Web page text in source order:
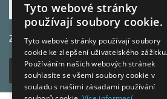
Za účelem odbavení dotazu
Tyto webové stránky
používají soubory cookie.
Tyto webové stránky používají soubory
cookie ke zlepšení uživatelského zážitku.
Používáním našich webových stránek
souhlasíte se všemi soubory cookie v
souladu s našimi zásadami používání